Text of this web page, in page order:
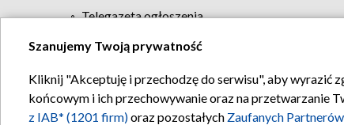
Telegazeta ogłoszenia
Regulamin TVP
Szanujemy Twoją prywatność
Kliknij "Akceptuję i przechodzę do serwisu", aby wyrazić
końcowym i ich przechowywanie oraz na przetwarzanie
z IAB* (1201 firm)oraz pozostałych Zaufanych